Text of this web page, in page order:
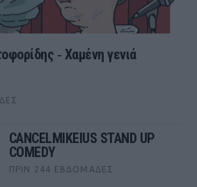
‑ Χαμένη γενιά
CANCELMIKEIUS STAND UP
COMEDY
ΠΡΙΝ 244 ΕΒΔΟΜΆΔΕΣ